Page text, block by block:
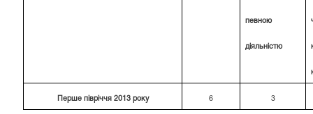
певною
діяльністю
Перше півріччя 2013 року 6 3